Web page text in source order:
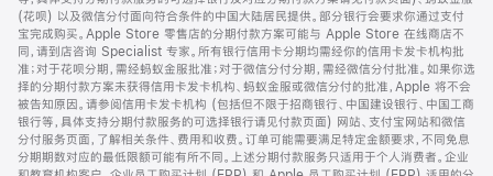
(花呗) 以及微信分付面向符合条件的中国大陆居民提供。部分银行会要求你通过支付
宝完成购买。Apple Store 零售店的分期付款方案可能与 Apple Store 在线商店不
同，请到店咨询 Specialist 专家。所有银行信用卡分期均需经你的信用卡发卡机构批
准；对于花呗分期，需经蚂蚁金服批准；对于微信分付分期，需经微信分付批准。如果你选
择的分期付款方案未获得信用卡发卡机构、蚂蚁金服或微信分付的批准，Apple 将不会
被告知原因。请参阅信用卡发卡机构 (包括但不限于招商银行、中国建设银行、中国工商
银行等，具体支持分期付款服务的可选择银行请见付款页面) 网站、支付宝网站和微信
分付服务页面，了解相关条件、费用和收费。订单可能需要满足特定金额要求，不同免息
分期期数对应的最低限额可能有所不同。上述分期付款服务只适用于个人消费者。企业